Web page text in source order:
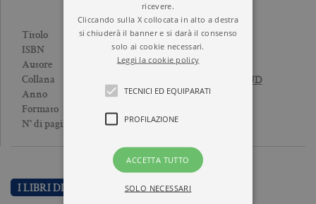
Titolo OPERE VOL. 11. 1930-1938
ISBN 9788833901152
Autore SIGMUND FREUD
Collana OPERE DI SIGMUND FREUD
Anno 1979
Formato
N° di pagine 690
I LIBRI DI SIGMUND FREUD
ricevere.
Cliccando sulla X collocata in alto a destra
si chiuderà il banner e si darà il consenso
solo ai cookie necessari.
Leggi la cookie policy
TECNICI ED EQUIPARATI
PROFILAZIONE
ACCETTA TUTTO
SOLO NECESSARI